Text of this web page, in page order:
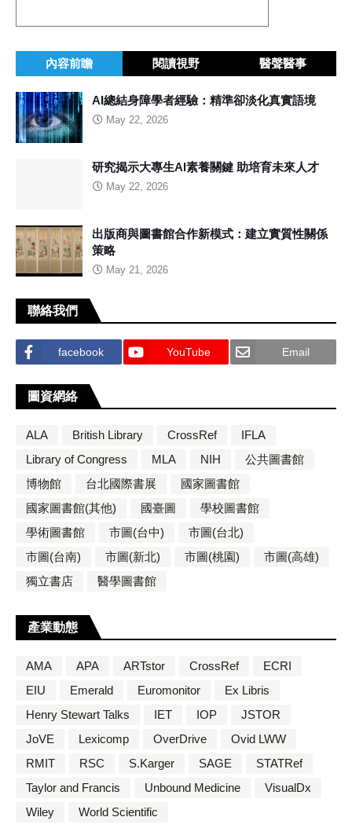
內容前瞻 閱讀視野 醫聲醫事
AI總結身障學者經驗：精準卻淡化真實語境
May 22, 2026
研究揭示大專生AI素養關鍵 助培育未來人才
May 22, 2026
出版商與圖書館合作新模式：建立實質性關係
策略
May 21, 2026
聯絡我們
facebook YouTube Email
圖資網絡
ALA British Library CrossRef
IFLA
Library of Congress
MLA NIH
公共圖書館
博物館
台北國際書展
國家圖書館
國家圖書館(其他)
國臺圖
學校圖書館
學術圖書館
市圖(台中)
市圖(台北)
市圖(台南)
市圖(新北) 市圖(桃園)
市圖(高雄)
獨立書店
醫學圖書館
產業動態
AMA APA ARTstor CrossRef
ECRI
EIU
Emerald Euromonitor
Ex Libris
Henry Stewart Talks
IET IOP
JSTOR
JoVE
Lexicomp OverDrive
Ovid LWW
RMIT
RSC S.Karger SAGE
STATRef
Taylor and Francis
Unbound Medicine
VisualDx
Wiley
World Scientific